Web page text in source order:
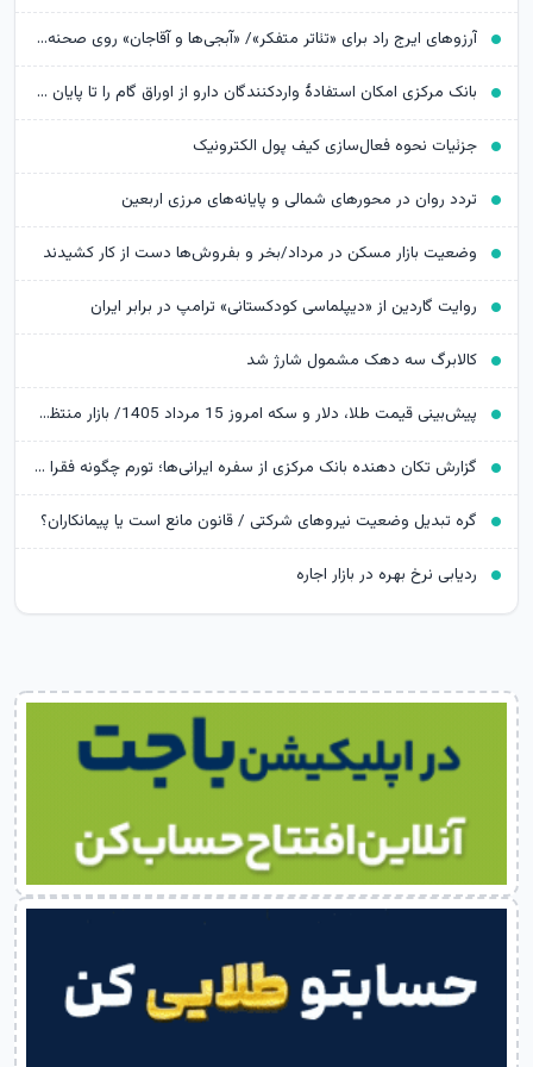
آرزوهای ایرج راد برای «تئاتر متفکر»/ «آبجی‌ها و آقاجان» روی صحنه می‌رود
بانک مرکزی امکان استفادۀ واردکنندگان دارو از اوراق گام را تا پایان امسال تمدید کرد
جزئیات نحوه فعال‌سازی کیف پول الکترونیک
تردد روان در محورهای شمالی و پایانه‌های مرزی اربعین
وضعیت بازار مسکن در مرداد/بخر و بفروش‌ها دست از کار کشیدند
روایت گاردین از «دیپلماسی کودکستانی» ترامپ در برابر ایران
کالابرگ سه دهک مشمول شارژ شد
پیش‌بینی قیمت طلا، دلار و سکه امروز 15 مرداد 1405/ بازار منتظر مذاکرات تنگه هرمز
گزارش تکان‌ دهنده بانک مرکزی از سفره ایرانی‌ها؛ تورم چگونه فقرا را فقیرتر کرد؟
گره تبدیل وضعیت نیروهای شرکتی / قانون مانع است یا پیمانکاران؟
ردیابی نرخ بهره در بازار اجاره